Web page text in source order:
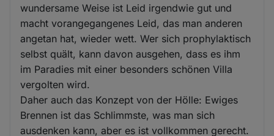
wundersame Weise ist Leid irgendwie gut und
macht vorangegangenes Leid, das man anderen
angetan hat, wieder wett. Wer sich prophylaktisch
selbst quält, kann davon ausgehen, dass es ihm
im Paradies mit einer besonders schönen Villa
vergolten wird.
Daher auch das Konzept von der Hölle: Ewiges
Brennen ist das Schlimmste, was man sich
ausdenken kann, aber es ist vollkommen gerecht.